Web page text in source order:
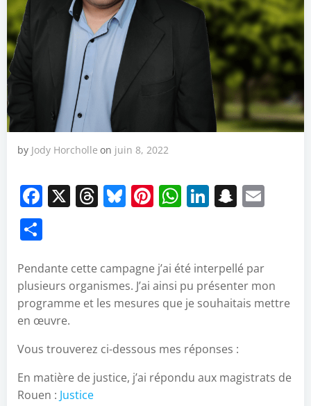
by Jody Horcholle on juin 8, 2022
Facebook
X Threads
Bluesky
Pinterest
WhatsApp
LinkedIn
Pendante cette campagne j’ai été interpellé par
plusieurs organismes. J’ai ainsi pu présenter mon
programme et les mesures que je souhaitais mettre
en œuvre.
Vous trouverez ci-dessous mes réponses :
En matière de justice, j’ai répondu aux magistrats de
Rouen : Justice